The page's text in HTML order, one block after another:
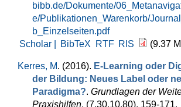
bibb.de/Dokumente/
e/Publikationen_Warenkorb/
b_Einzelseiten.pdf
Scholar |
BibTeX RTF RIS (9.37
Kerres, M. (2016). E-Learning oder
der Bildung: Neues Label oder
Paradigma?. Grundlagen der
Praxishilfen, (7.30.10.80), 159-171.